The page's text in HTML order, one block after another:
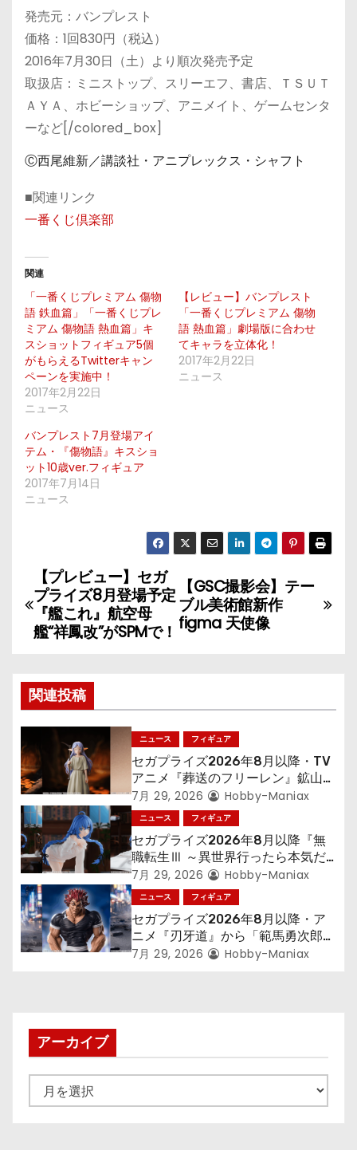
発売元：バンプレスト
価格：1回830円（税込）
2016年7月30日（土）より順次発売予定
取扱店：ミニストップ、スリーエフ、書店、ＴＳＵＴ
ＡＹＡ、ホビーショップ、アニメイト、ゲームセンタ
ーなど[/colored_box]
Ⓒ西尾維新／講談社・アニプレックス・シャフト
■関連リンク
一番くじ倶楽部
関連
「一番くじプレミアム 傷物
語 鉄血篇」「一番くじプレ
ミアム 傷物語 熱血篇」キ
スショットフィギュア5個
がもらえるTwitterキャン
ペーンを実施中！
2017年2月22日
ニュース
【レビュー】バンプレスト
「一番くじプレミアム 傷物
語 熱血篇」劇場版に合わせ
てキャラを立体化！
2017年2月22日
ニュース
バンプレスト7月登場アイ
テム・『傷物語』キスショ
ット10歳ver.フィギュア
2017年7月14日
ニュース
投
稿
ビ
ゲ
ー
シ
ョ
ン
【GSC撮影会】テー
ブル美術館新作
figma 天使像
【プレビュー】セガ
プライズ8月登場予定
『艦これ』航空母
艦“祥鳳改”がSPMで！
関連投稿
ニュース フィギュア
セガプライズ2026年8月以降・TV
アニメ『葬送のフリーレン』鉱山で
300年働くことになっっちゃった
「フリーレン」を立体化！
7月 29, 2026 Hobby-Maniax
ニュース フィギュア
セガプライズ2026年8月以降『無
職転生Ⅲ ～異世界行ったら本気だ
す～』から「ロキシー」のフィギュ
アが登場！
7月 29, 2026 Hobby-Maniax
ニュース フィギュア
セガプライズ2026年8月以降・ア
ニメ『刃牙道』から「範馬勇次郎」
が登場ッッ!!
7月 29, 2026 Hobby-Maniax
アーカイブ
ー